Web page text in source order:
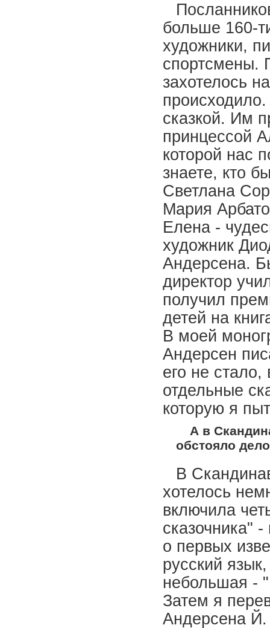
больше 160-
художники,
спортсмены.
захотелось
сказкой. Им
принцессой
которой нас
знаете, кто
Светлана
Мария
Елена -
художник
Андерсена.
директор
получил
детей на
В моей
Андерсен
его не стало,
отдельные
которую я
А в
обстояло
В
хотелось
включила
сказочника"
о первых
русский
небольшая -
Затем я
Андерсена